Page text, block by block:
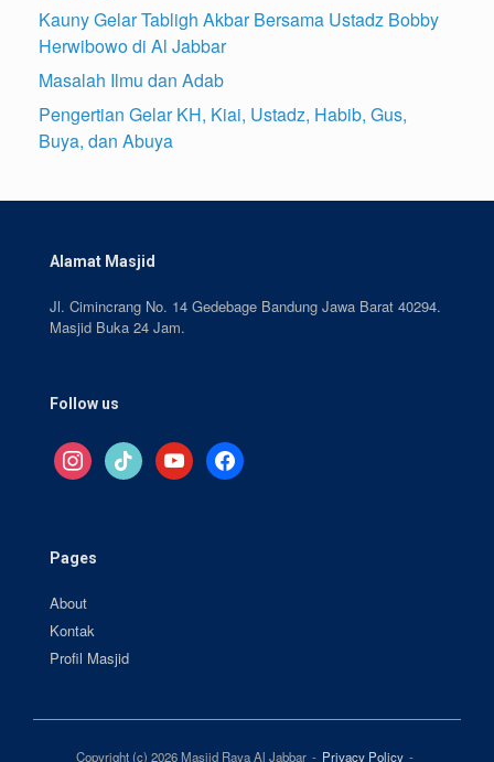
Kauny Gelar Tabligh Akbar Bersama Ustadz Bobby
Herwibowo di Al Jabbar
Masalah Ilmu dan Adab
Pengertian Gelar KH, Kiai, Ustadz, Habib, Gus,
Buya, dan Abuya
Alamat Masjid
Jl. Cimincrang No. 14 Gedebage Bandung Jawa Barat 40294.
Masjid Buka 24 Jam.
Follow us
instagramtiktok youtube facebook
Pages
About
Kontak
Profil Masjid
Copyright (c) 2026 Masjid Raya Al Jabbar Privacy Policy